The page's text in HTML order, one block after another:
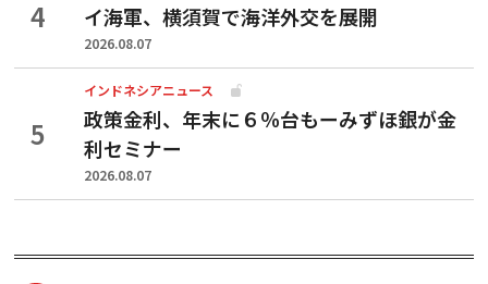
イ海軍、横須賀で海洋外交を展開
2026.08.07
インドネシアニュース
政策金利、年末に６％台もーみずほ銀が金
利セミナー
2026.08.07